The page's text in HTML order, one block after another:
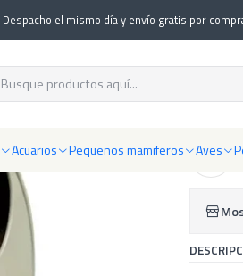
Acuarios Pequeños mamiferos Aves
Despacho el mismo día y envío gratis por
Chinchillas Enriquecimiento y Juegos para